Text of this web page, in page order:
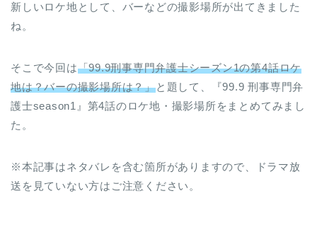
新しいロケ地として、バーなどの撮影場所が出てきました
ね。
そこで今回は「99.9刑事専門弁護士シーズン1の第4話ロケ
地は？バーの撮影場所は？」と題して、『99.9 刑事専門弁
護士season1』第4話のロケ地・撮影場所をまとめてみまし
た。
※本記事はネタバレを含む箇所がありますので、ドラマ放
送を見ていない方はご注意ください。